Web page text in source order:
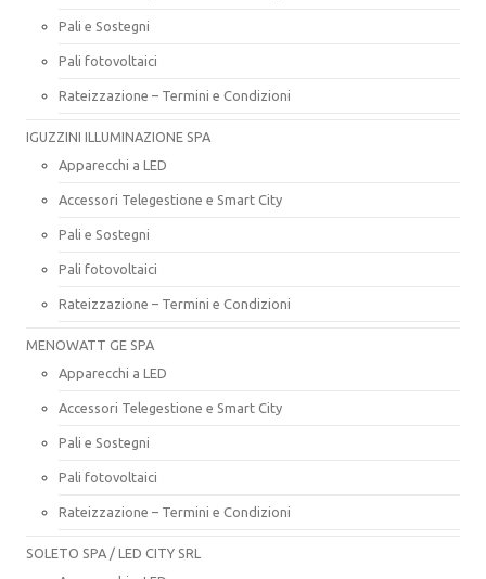
Pali e Sostegni
Pali fotovoltaici
Rateizzazione – Termini e Condizioni
IGUZZINI ILLUMINAZIONE SPA
Apparecchi a LED
Accessori Telegestione e Smart City
Pali e Sostegni
Pali fotovoltaici
Rateizzazione – Termini e Condizioni
MENOWATT GE SPA
Apparecchi a LED
Accessori Telegestione e Smart City
Pali e Sostegni
Pali fotovoltaici
Rateizzazione – Termini e Condizioni
SOLETO SPA / LED CITY SRL